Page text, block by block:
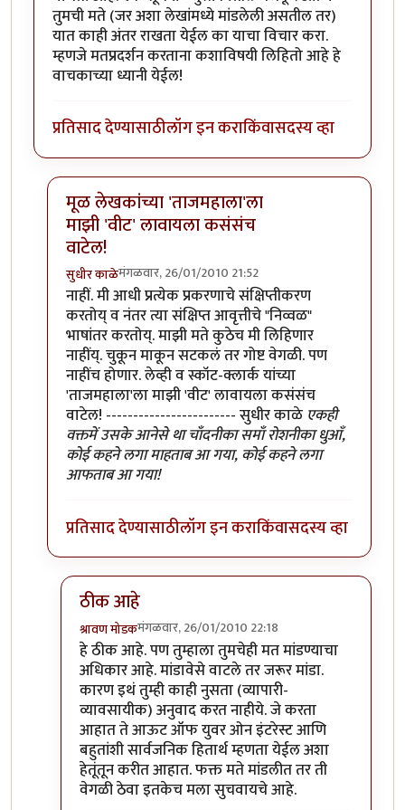
तुमची मते (जर अशा लेखांमध्ये मांडलेली असतील तर)
यात काही अंतर राखता येईल का याचा विचार करा.
म्हणजे मतप्रदर्शन करताना कशाविषयी लिहितो आहे हे
वाचकाच्या ध्यानी येईल!
प्रतिसाद देण्यासाठीलॉग इन कराकिंवासदस्य व्हा
मूळ लेखकांच्या 'ताजमहाला'ला
माझी 'वीट' लावायला कसंसंच
वाटेल!
सुधीर काळेमंगळवार, 26/01/2010 21:52
In reply toवाचतो आहेbyश्रावण मोडक
नाहीं. मी आधी प्रत्येक प्रकरणाचे संक्षिप्तीकरण
करतोय् व नंतर त्या संक्षिप्त आवृत्तीचे "निव्वळ"
भाषांतर करतोय्. माझी मते कुठेच मी लिहिणार
नाहींय्. चुकून माकून सटकलं तर गोष्ट वेगळी. पण
नाहींच होणार. लेव्ही व स्कॉट-क्लार्क यांच्या
'ताजमहाला'ला माझी 'वीट' लावायला कसंसंच
वाटेल! ------------------------ सुधीर काळे एकही
वक्तमें उसके आनेसे था चाँदनीका समाँ रोशनीका धुआँ,
कोई कहने लगा माहताब आ गया, कोई कहने लगा
आफताब आ गया!
प्रतिसाद देण्यासाठीलॉग इन कराकिंवासदस्य व्हा
ठीक आहे
श्रावण मोडकमंगळवार, 26/01/2010 22:18
In reply toमूळ लेखकांच्या 'ताजमहाला'ला माझी 'वीट'
हे ठीक आहे. पण तुम्हाला तुमचेही मत मांडण्याचा
अधिकार आहे. मांडावेसे वाटले तर जरूर मांडा.
कारण इथं तुम्ही काही नुसता (व्यापारी-
व्यावसायीक) अनुवाद करत नाहीये. जे करता
आहात ते आऊट ऑफ युवर ओन इंटरेस्ट आणि
बहुतांशी सार्वजनिक हितार्थ म्हणता येईल अशा
हेतूंतून करीत आहात. फक्त मते मांडलीत तर ती
वेगळी ठेवा इतकेच मला सुचवायचे आहे.